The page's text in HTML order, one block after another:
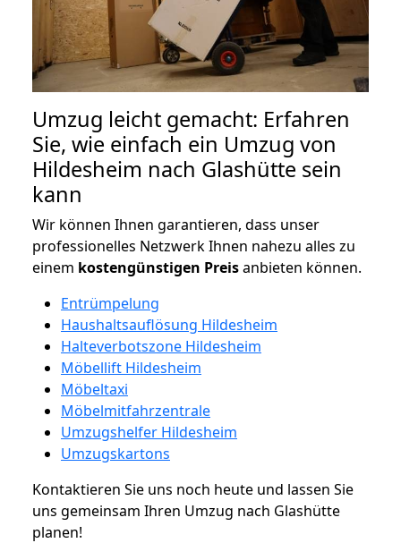
Umzug leicht gemacht: Erfahren
Sie, wie einfach ein Umzug von
Hildesheim nach Glashütte sein
kann
Wir können Ihnen garantieren, dass unser
professionelles Netzwerk Ihnen nahezu alles zu
einem kostengünstigen Preisanbieten können.
Entrümpelung
Haushaltsauflösung Hildesheim
Halteverbotszone Hildesheim
Möbellift Hildesheim
Möbeltaxi
Möbelmitfahrzentrale
Umzugshelfer Hildesheim
Umzugskartons
Kontaktieren Sie uns noch heute und lassen Sie
uns gemeinsam Ihren Umzug nach Glashütte
planen!